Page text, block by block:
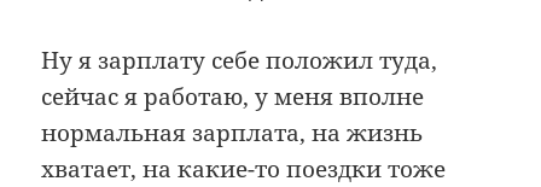
Ну я зарплату себе положил туда,
сейчас я работаю, у меня вполне
нормальная зарплата, на жизнь
хватает, на какие-то поездки тоже